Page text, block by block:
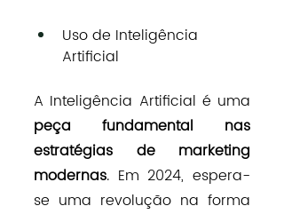
Uso de Inteligência
Artificial
peça fundamental nas
estratégias de marketing
modernas. Em 2024, espera-
se uma revolução na forma